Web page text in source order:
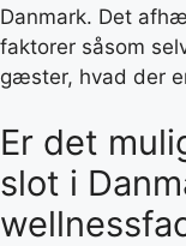
Danmark. Det
faktorer såsom
gæster, hvad der
Er det
slot i